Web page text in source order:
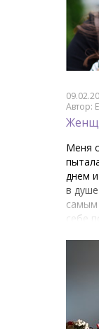
Автор:
Меня
днем
в
самым
себе